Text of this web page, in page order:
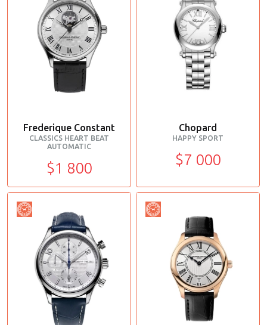
Frederique Constant
CLASSICS HEART BEAT
AUTOMATIC
$1 800
Chopard
HAPPY SPORT
$7 000